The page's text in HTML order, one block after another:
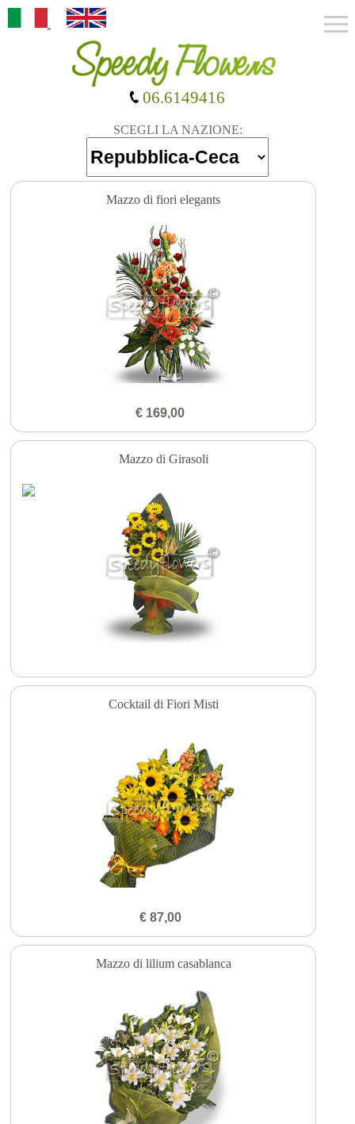
SCEGLI LA NAZIONE:
06.6149416
Mazzo di fiori elegants
€ 169,00
Mazzo di Girasoli
Cocktail di Fiori Misti
€ 87,00
Mazzo di lilium casablanca